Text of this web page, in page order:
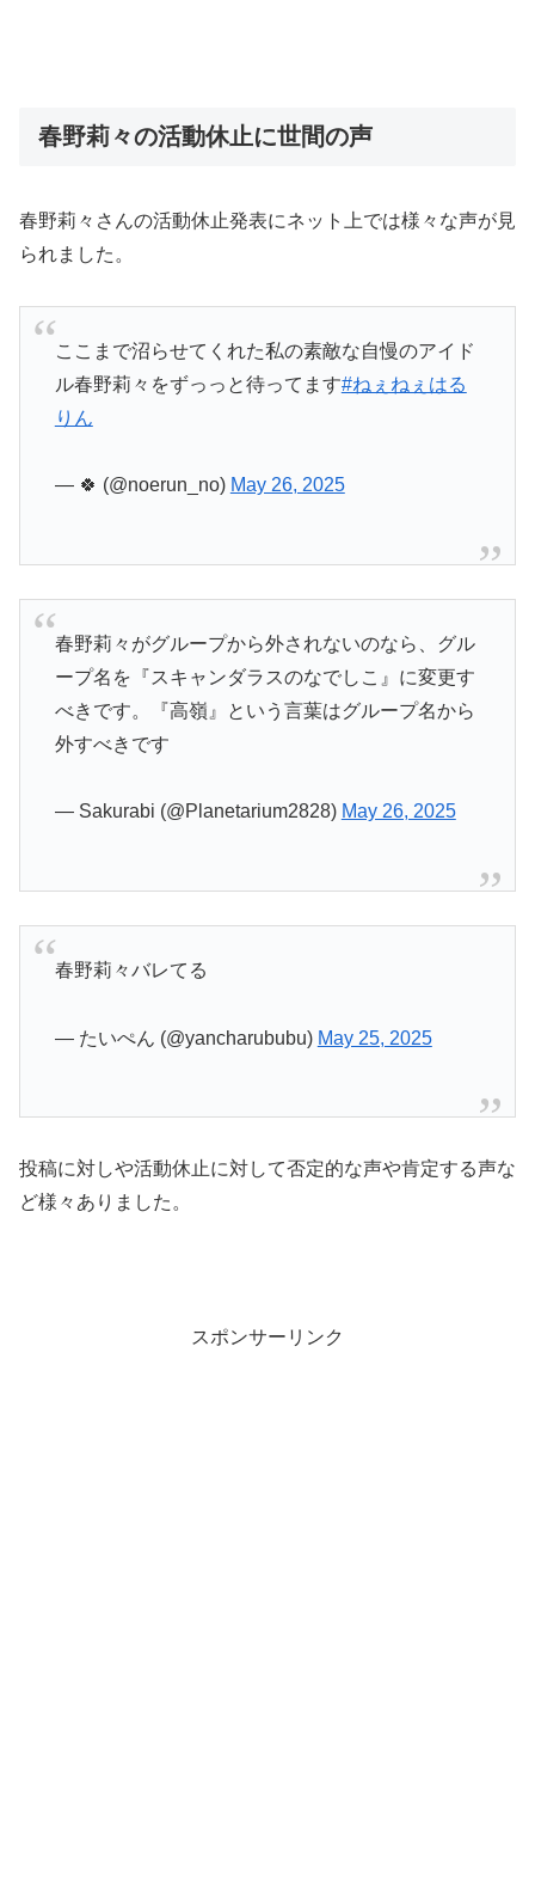
春野莉々の活動休止に世間の声
春野莉々さんの活動休止発表にネット上では様々な声が見
られました。
ここまで沼らせてくれた私の素敵な自慢のアイド
ル春野莉々をずっっと待ってます#ねぇねぇはる
りん
— 🍀 (@noerun_no) May 26, 2025
春野莉々がグループから外されないのなら、グル
ープ名を『スキャンダラスのなでしこ』に変更す
べきです。『高嶺』という言葉はグループ名から
外すべきです
— Sakurabi (@Planetarium2828) May 26, 2025
春野莉々バレてる
— たいぺん (@yancharububu) May 25, 2025
投稿に対しや活動休止に対して否定的な声や肯定する声な
ど様々ありました。
スポンサーリンク